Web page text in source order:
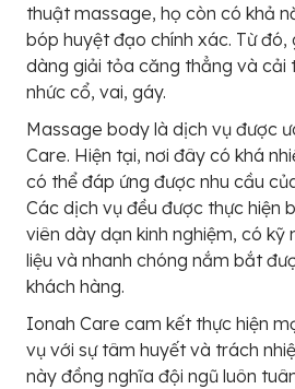
thuật massage, họ còn có khả
bóp huyệt đạo chính xác. Từ đó,
dàng giải tỏa căng thẳng và cải
nhức cổ, vai, gáy.
Massage body là dịch vụ được
Care. Hiện tại, nơi đây có khá
có thể đáp ứng được nhu cầu
Các dịch vụ đều được thực hiện
viên dày dạn kinh nghiệm, có kỹ
liệu và nhanh chóng nắm bắt
khách hàng.
Ionah Care cam kết thực hiện
vụ với sự tâm huyết và trách
này đồng nghĩa đội ngũ luôn